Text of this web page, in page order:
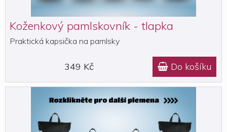
Koženkový pamlskovník - tlapka
Praktická kapsička na pamlsky
349 Kč  Do košíku